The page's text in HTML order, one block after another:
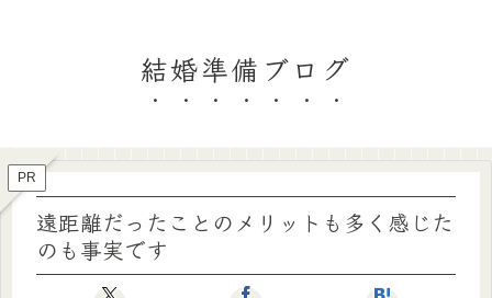
結婚準備ブログ
PR
遠距離だったことのメリットも多く感じた
のも事実です